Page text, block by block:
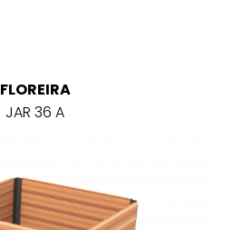
FLOREIRA
JAR 36 A